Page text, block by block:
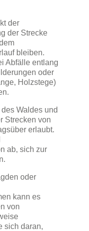
der
der Strecke
bleiben.
Abfälle entlang
oder
Holzstege)
Waldes und
Strecken von
erlaubt.
ab, sich zur
oder
kann es
von
sich daran,